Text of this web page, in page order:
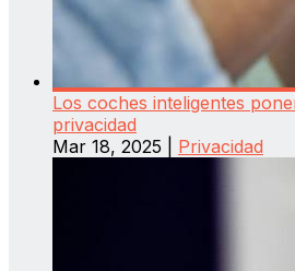
Los coches inteligentes
privacidad
Mar 18, 2025
Privacidad